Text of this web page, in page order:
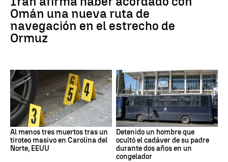
Omán una nueva ruta de
navegación en el estrecho de
Ormuz
Al menos tres muertos tras un
tiroteo masivo en Carolina del
Norte, EEUU
Detenido un hombre que
ocultó el cadáver de su padre
durante dos años en un
congelador